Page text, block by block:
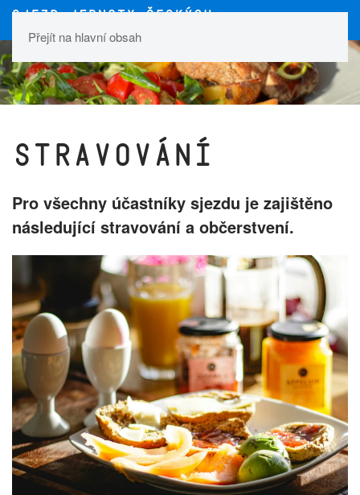
Přejít na hlavní obsah
Stravování
Pro všechny účastníky sjezdu je zajištěno
následující stravování a občerstvení.